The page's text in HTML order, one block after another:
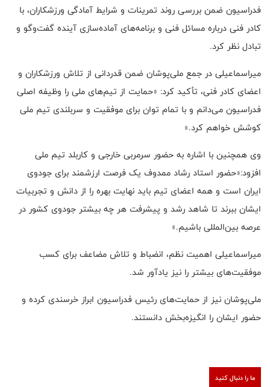
فدراسیون ضمن بررسی روند تمرینات و شرایط آمادگی ورزشکاران، با
کادر فنی درباره مسائل فنی و برنامه‌های آماده‌سازی آینده گفت‌وگو و
تبادل نظر کرد.
میراسماعیلی در جمع ملی‌پوشان ضمن قدردانی از تلاش ورزشکاران و
اعضای کادر فنی، تأکید کرد: «حمایت از تیم‌های ملی را وظیفه اصلی
فدراسیون می‌دانم و با تمام توان برای موفقیت و سربلندی تیم ملی
کوشش خواهم کرد.»
وی همچنین با اشاره به حضور سرمربی خارجی و کاربلد تیم ملی
افزود:«حضور استاد رشاد ممدوف یک فرصت ارزشمند برای جودوی
ایران است و همه اعضای تیم باید نهایت بهره را از دانش و تجربیات
ایشان ببرند تا شاهد رشد و پیشرفت هر چه بیشتر جودوی کشور در
عرصه بین‌المللی باشیم.»
میراسماعیلی اهمیت نظم، انضباط و تلاش مضاعف برای کسب
موفقیت‌های بیشتر را نیز یادآور شد.
ملی‌پوشان نیز از حمایت‌های رئیس فدراسیون ابراز خرسندی کرده و
حضور ایشان را انگیزه‌بخش دانستند.
ما را دنبال کنید